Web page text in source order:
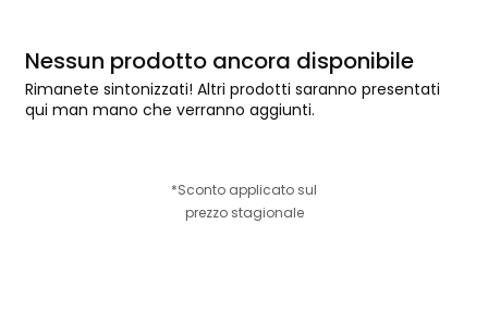
Nessun prodotto ancora disponibile
Rimanete sintonizzati! Altri prodotti saranno presentati
qui man mano che verranno aggiunti.
*Sconto applicato sul
prezzo stagionale